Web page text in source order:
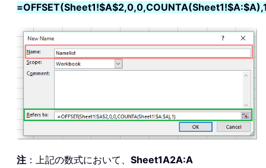
注 ：上記の数式において、 Sheet1A2A:A